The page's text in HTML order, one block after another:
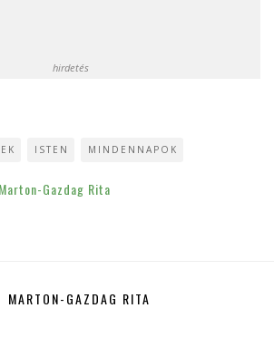
hirdetés
ISTEN MINDENNAPOK
Marton-Gazdag Rita
MARTON-GAZDAG RITA